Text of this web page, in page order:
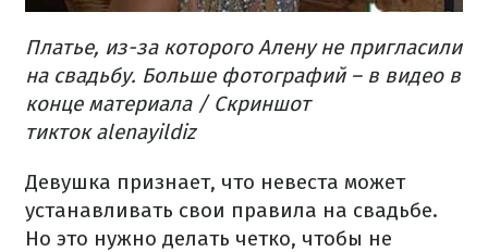
Платье, из-за которого Алену не пригласили
на свадьбу. Больше фотографий – в видео в
конце материала / Скриншот
тикток alenayildiz
Девушка признает, что невеста может
устанавливать свои правила на свадьбе.
Но это нужно делать четко, чтобы не